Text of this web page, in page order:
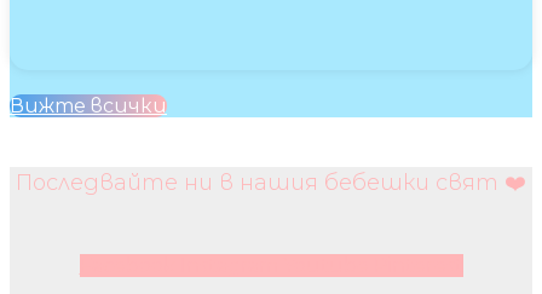
Вижте всички
Последвайте ни в нашия бебешки свят ❤️